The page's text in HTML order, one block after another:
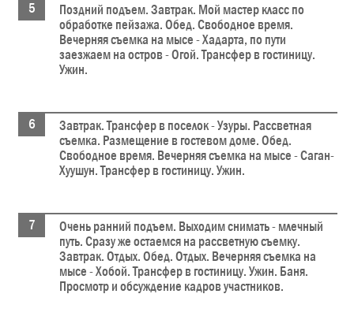
Поздний подъем. Завтрак. Мой мастер класс по
обработке пейзажа. Обед. Свободное время.
Вечерняя съемка на мысе - Хадарта, по пути
заезжаем на остров - Огой. Трансфер в гостиницу.
Ужин.
Завтрак. Трансфер в поселок - Узуры. Рассветная
съемка. Размещение в гостевом доме. Обед.
Свободное время. Вечерняя съемка на мысе - Саган-
Хуушун. Трансфер в гостиницу. Ужин.
Очень ранний подъем. Выходим снимать - млечный
путь. Сразу же остаемся на рассветную съемку.
Завтрак. Отдых. Обед. Отдых. Вечерняя съемка на
мысе - Хобой. Трансфер в гостиницу. Ужин. Баня.
Просмотр и обсуждение кадров участников.